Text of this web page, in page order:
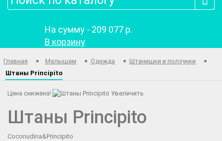
На сумму - 209 077 р.
В корзину
Главная Малышам Одежда
Штанишки и ползунки
Штаны Principito
Цена снижена! Увеличить
Штаны Principito
Coconudina&Principito